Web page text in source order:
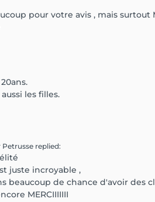
pour votre avis , mais surtout
les filles.
replied:
juste incroyable ,
beaucoup de chance d'avoir des
MERCIIIIIII